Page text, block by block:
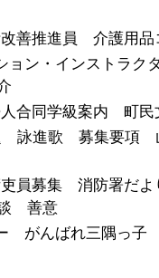
善推進員 介護用品
ン・インストラク
合同学級案内 町民
詠進歌 募集要項
吏員募集 消防署だ
善意
がんばれ三隅っ子